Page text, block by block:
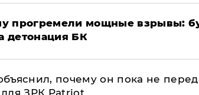
прогремели мощные взрывы:
детонация БК
почему он пока не
ЗРК Patriot